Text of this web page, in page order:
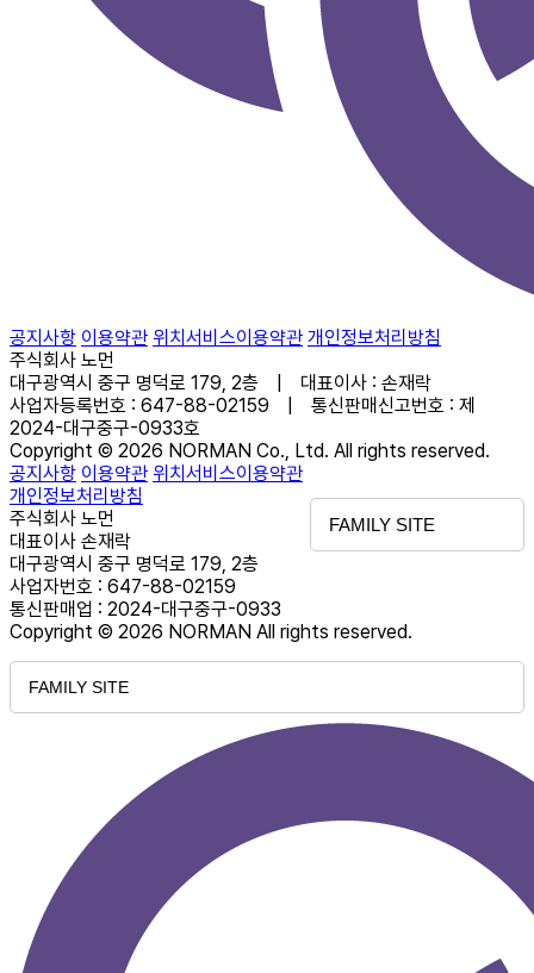
공지사항 이용약관 위치서비스이용약관 개인정보처리방침
주식회사 노먼
대구광역시 중구 명덕로 179, 2층 | 대표이사 : 손재락
사업자등록번호 : 647-88-02159 | 통신판매신고번호 : 제
2024-대구중구-0933호
Copyright © 2026 NORMAN Co., Ltd. All rights reserved.
FAMILY SITE
공지사항 이용약관 위치서비스이용약관
개인정보처리방침
주식회사 노먼
대표이사 손재락
대구광역시 중구 명덕로 179, 2층
사업자번호 : 647-88-02159
통신판매업 : 2024-대구중구-0933
Copyright © 2026 NORMAN All rights reserved.
FAMILY SITE